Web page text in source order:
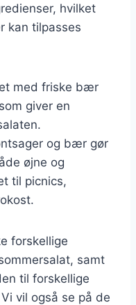
hvilket
kan tilpasses
med friske bær
giver en
og bær gør
øjne og
til picnics,
forskellige
samt
til forskellige
vil også se på de